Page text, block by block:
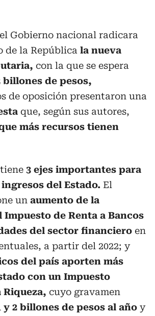
Gobierno nacional radicara
de la República la nueva
con la que se espera
billones de pesos,
de oposición presentaron una
que, según sus autores,
más recursos tienen
3 ejes importantes para
del Estado. El
un aumento de la
Impuesto de Renta a Bancos
del sector financiero en
a partir del 2022; y
del país aporten más
con un Impuesto
Riqueza, cuyo gravamen
y 2 billones de pesos al año y